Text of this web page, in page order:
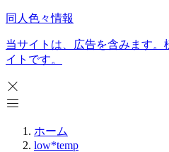
同人色々情報
当サイトは、広告を含みます
イトです。
ホーム
low*temp